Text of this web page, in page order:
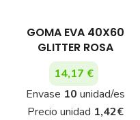
GOMA EVA 40X60
GLITTER ROSA
14,17 €
Envase 10 unidad/es
Precio unidad 1,42€